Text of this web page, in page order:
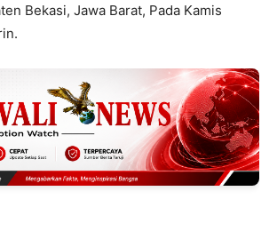
Bekasi, Jawa Barat, Pada Kamis